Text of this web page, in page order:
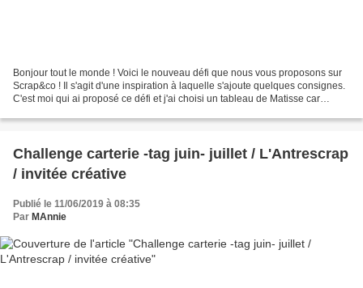
Bonjour tout le monde ! Voici le nouveau défi que nous vous proposons sur
Scrap&co ! Il s'agit d'une inspiration à laquelle s'ajoute quelques consignes.
C'est moi qui ai proposé ce défi et j'ai choisi un tableau de Matisse car
Challenge carterie -tag juin- juillet / L'Antrescrap
/ invitée créative
Publié le 11/06/2019 à 08:35
Par MAnnie